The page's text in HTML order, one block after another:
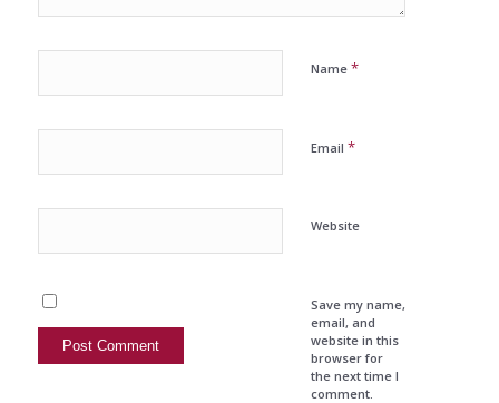
Name *
Email *
Website
Save my name,
email, and
website in this
browser for
the next time I
comment.